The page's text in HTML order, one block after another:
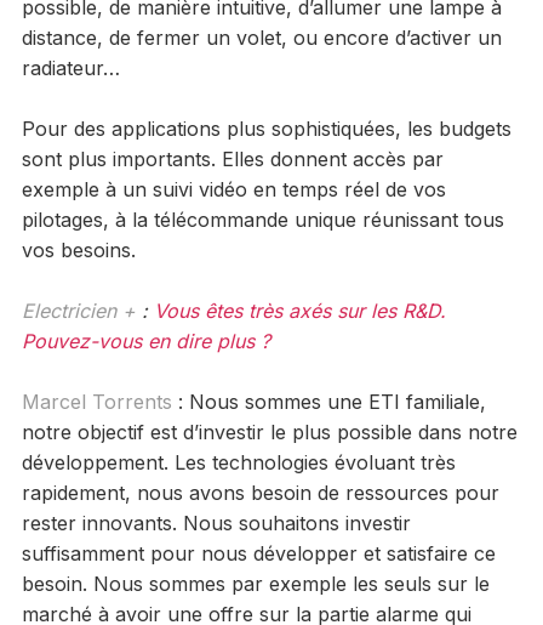
possible, de manière intuitive, d’allumer une lampe à
distance, de fermer un volet, ou encore d’activer un
radiateur…
Pour des applications plus sophistiquées, les budgets
sont plus importants. Elles donnent accès par
exemple à un suivi vidéo en temps réel de vos
pilotages, à la télécommande unique réunissant tous
vos besoins.
Electricien + : Vous êtes très axés sur les R&D.
Pouvez-vous en dire plus ?
Marcel Torrents : Nous sommes une ETI familiale,
notre objectif est d’investir le plus possible dans notre
développement. Les technologies évoluant très
rapidement, nous avons besoin de ressources pour
rester innovants. Nous souhaitons investir
suffisamment pour nous développer et satisfaire ce
besoin. Nous sommes par exemple les seuls sur le
marché à avoir une offre sur la partie alarme qui